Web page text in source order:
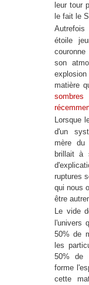
leur tour
le fait le
étoile
son
matière
Lorsque
d'un
mère
brillait à
ruptures
qui nous
être
Le vide
l'univers
50% de
les
50% de
forme
cette